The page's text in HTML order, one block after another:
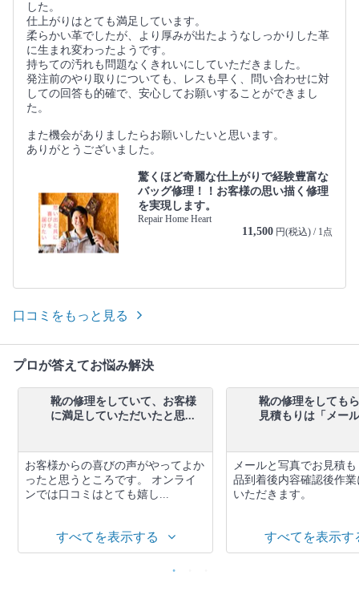
した。
仕上がりはとても満足しています。
柔らかい革でしたが、より厚みが出たようなしっかりした革
に生まれ変わったようです。
持ちての汚れも問題なくきれいにしていただきました。
発注前のやり取りについても、レスも早く、問い合わせに対
しての回答も的確で、安心してお願いすることができまし
た。
また機会がありましたらお願いしたいと思います。
ありがとうございました。
驚くほど奇麗な仕上がりで経験豊富な
バッグ修理！！お客様の思い描く修理
を実現します。
Repair Home Heart
11,500 円(税込) / 1点
口コミをもっと見る
プロが答えてお悩み解決
靴の修理をしていて、お客様
に満足していただいたと思...
お客様からの喜びの声がやってよか
ったと思うところです。 オンライ
ンでは口コミはとても嬉し...
すべてを表示する
靴の修理をしても
見積もりは「メー
メールと写真でお見積
品到着後内容確認後作
いただきます。
すべてを表示す